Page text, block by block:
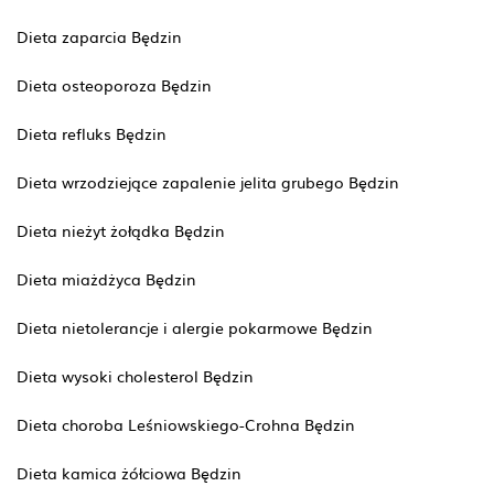
Dieta zaparcia Będzin
Dieta osteoporoza Będzin
Dieta refluks Będzin
Dieta wrzodziejące zapalenie jelita grubego Będzin
Dieta nieżyt żołądka Będzin
Dieta miażdżyca Będzin
Dieta nietolerancje i alergie pokarmowe Będzin
Dieta wysoki cholesterol Będzin
Dieta choroba Leśniowskiego-Crohna Będzin
Dieta kamica żółciowa Będzin